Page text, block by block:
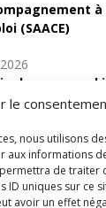
le
nous utilisons
aux informations
de traiter
uniques sur ce
avoir un effet
(SAACE)
du personnel
d’offre de
vous à